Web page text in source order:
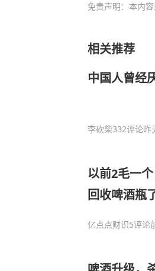
免责声明：本内
相关推荐
中国人曾经
李砍柴332评论昨
以前2毛一
回收啤酒瓶
亿点点财识5评论